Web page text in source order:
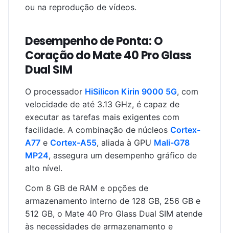
ou na reprodução de vídeos.
Desempenho de Ponta: O
Coração do Mate 40 Pro Glass
Dual SIM
O processador HiSilicon Kirin 9000 5G, com
velocidade de até 3.13 GHz, é capaz de
executar as tarefas mais exigentes com
facilidade. A combinação de núcleos Cortex-
A77 e Cortex-A55, aliada à GPU Mali-G78
MP24, assegura um desempenho gráfico de
alto nível.
Com 8 GB de RAM e opções de
armazenamento interno de 128 GB, 256 GB e
512 GB, o Mate 40 Pro Glass Dual SIM atende
às necessidades de armazenamento e